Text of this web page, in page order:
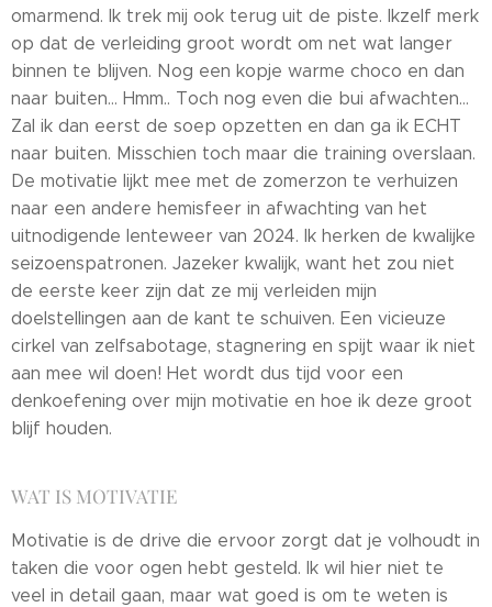
omarmend. Ik trek mij ook terug uit de piste. Ikzelf merk
op dat de verleiding groot wordt om net wat langer
binnen te blijven. Nog een kopje warme choco en dan
naar buiten… Hmm.. Toch nog even die bui afwachten…
Zal ik dan eerst de soep opzetten en dan ga ik ECHT
naar buiten. Misschien toch maar die training overslaan.
De motivatie lijkt mee met de zomerzon te verhuizen
naar een andere hemisfeer in afwachting van het
uitnodigende lenteweer van 2024. Ik herken de kwalijke
seizoenspatronen. Jazeker kwalijk, want het zou niet
de eerste keer zijn dat ze mij verleiden mijn
doelstellingen aan de kant te schuiven. Een vicieuze
cirkel van zelfsabotage, stagnering en spijt waar ik niet
aan mee wil doen! Het wordt dus tijd voor een
denkoefening over mijn motivatie en hoe ik deze groot
blijf houden.
WAT IS MOTIVATIE
Motivatie is de drive die ervoor zorgt dat je volhoudt in
taken die voor ogen hebt gesteld. Ik wil hier niet te
veel in detail gaan, maar wat goed is om te weten is